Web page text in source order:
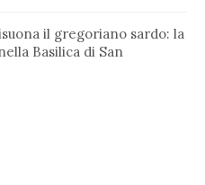
il gregoriano sardo: la
Basilica di San